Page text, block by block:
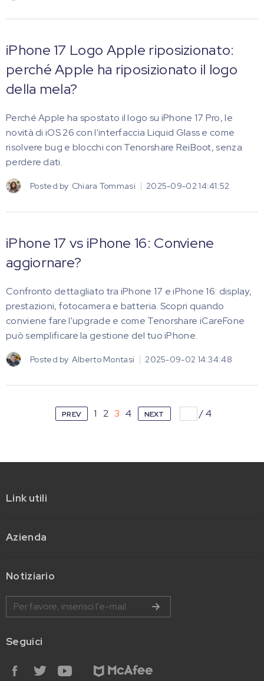
iPhone 17 Logo Apple riposizionato:
perché Apple ha riposizionato il logo
della mela?
Perché Apple ha spostato il logo su iPhone 17 Pro, le
novità di iOS 26 con l'interfaccia Liquid Glass e come
risolvere bug e blocchi con Tenorshare ReiBoot, senza
perdere dati.
Posted by Chiara Tommasi 2025-09-02 14:41:52
iPhone 17 vs iPhone 16: Conviene
aggiornare?
Confronto dettagliato tra iPhone 17 e iPhone 16: display,
prestazioni, fotocamera e batteria. Scopri quando
conviene fare l'upgrade e come Tenorshare iCareFone
può semplificare la gestione del tuo iPhone.
Posted by Alberto Montasi 2025-09-02 14:34:48
PREV 1 2 3 4 NEXT /4
Link utili
Azienda
Notiziario
Seguici